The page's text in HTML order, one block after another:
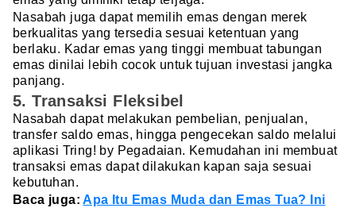
Nasabah juga dapat memilih emas dengan merek
berkualitas yang tersedia sesuai ketentuan yang
berlaku. Kadar emas yang tinggi membuat tabungan
emas dinilai lebih cocok untuk tujuan investasi jangka
panjang.
5. Transaksi Fleksibel
Nasabah dapat melakukan pembelian, penjualan,
transfer saldo emas, hingga pengecekan saldo melalui
aplikasi Tring! by Pegadaian. Kemudahan ini membuat
transaksi emas dapat dilakukan kapan saja sesuai
kebutuhan.
Baca juga:Apa Itu Emas Muda dan Emas Tua? Ini